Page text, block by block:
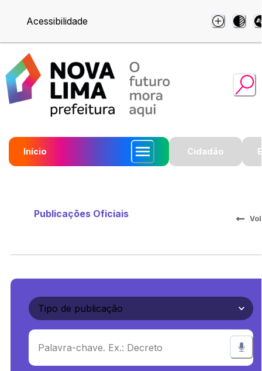
Acessibilidade
Início Cidadão
Publicações Oficiais